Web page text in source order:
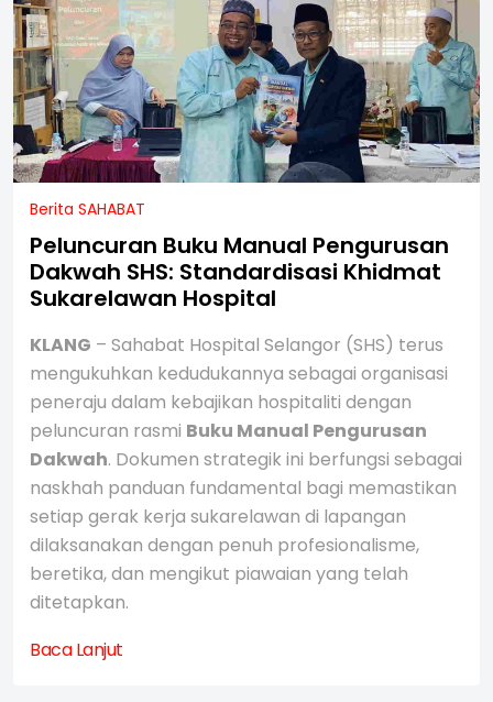
Berita SAHABAT
Peluncuran Buku Manual Pengurusan
Dakwah SHS: Standardisasi Khidmat
Sukarelawan Hospital
KLANG – Sahabat Hospital Selangor (SHS) terus
mengukuhkan kedudukannya sebagai organisasi
peneraju dalam kebajikan hospitaliti dengan
peluncuran rasmi Buku Manual Pengurusan
Dakwah. Dokumen strategik ini berfungsi sebagai
naskhah panduan fundamental bagi memastikan
setiap gerak kerja sukarelawan di lapangan
dilaksanakan dengan penuh profesionalisme,
beretika, dan mengikut piawaian yang telah
ditetapkan.
Baca Lanjut